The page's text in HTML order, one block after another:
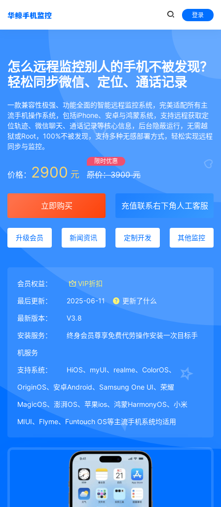
登录
怎么远程监控别人的手机不被发现？
轻松同步微信、定位、通话记录
一款兼容性极强、功能全面的智能远程监控系统，完美适配所有主
流手机操作系统，包括iPhone、安卓与鸿蒙系统，支持远程获取定
位轨迹、微信聊天、通话记录等核心信息，后台隐蔽运行，无需越
狱或Root，100%不被发现，支持多种无感部署方式，轻松实现远程
同步与监控。
价格： 2900 元
限时优惠
原价：3900 元
立即购买 充值联系右下角人工客服
升级会员 新闻资讯 定制开发 其他监控
会员权益： VIP折扣
最后更新： 2025-06-11 更新了什么
最新版本： V3.8
安装服务： 终身会员尊享免费代劳操作安装一次目标手
机服务
支持系统： HiOS、myUI、realme、ColorOS、
OriginOS、安卓Android、Samsung One UI、荣耀
MagicOS、澎湃OS、苹果ios、鸿蒙HarmonyOS、小米
MIUI、Flyme、Funtouch OS等主流手机系统均适用